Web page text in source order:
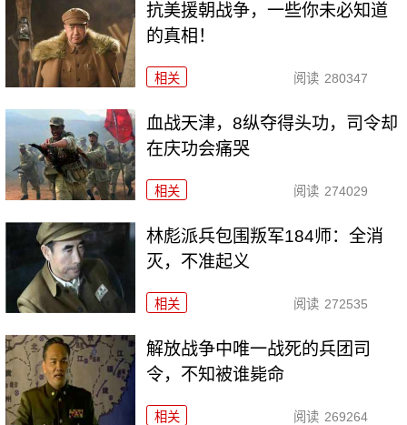
抗美援朝战争，一些你未必知道
的真相！
相关 阅读 280347
血战天津，8纵夺得头功，司令却
在庆功会痛哭
相关 阅读 274029
林彪派兵包围叛军184师：全消
灭，不准起义
相关 阅读 272535
解放战争中唯一战死的兵团司
令，不知被谁毙命
相关 阅读 269264